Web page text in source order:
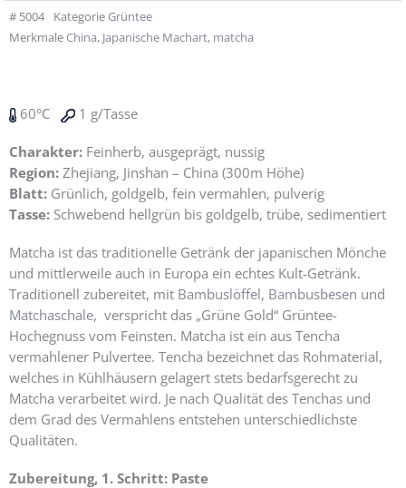
# 5004 Kategorie Grüntee
Merkmale China, Japanische Machart, matcha
60°C 1 g/Tasse
Charakter: Feinherb, ausgeprägt, nussig
Region: Zhejiang, Jinshan – China (300m Höhe)
Blatt: Grünlich, goldgelb, fein vermahlen, pulverig
Tasse: Schwebend hellgrün bis goldgelb, trübe, sedimentiert
Matcha ist das traditionelle Getränk der japanischen Mönche
und mittlerweile auch in Europa ein echtes Kult-Getränk.
Traditionell zubereitet, mit Bambuslöffel, Bambusbesen und
Matchaschale, verspricht das „Grüne Gold“ Grüntee-
Hochegnuss vom Feinsten. Matcha ist ein aus Tencha
vermahlener Pulvertee. Tencha bezeichnet das Rohmaterial,
welches in Kühlhäusern gelagert stets bedarfsgerecht zu
Matcha verarbeitet wird. Je nach Qualität des Tenchas und
dem Grad des Vermahlens entstehen unterschiedlichste
Qualitäten.
Zubereitung, 1. Schritt: Paste